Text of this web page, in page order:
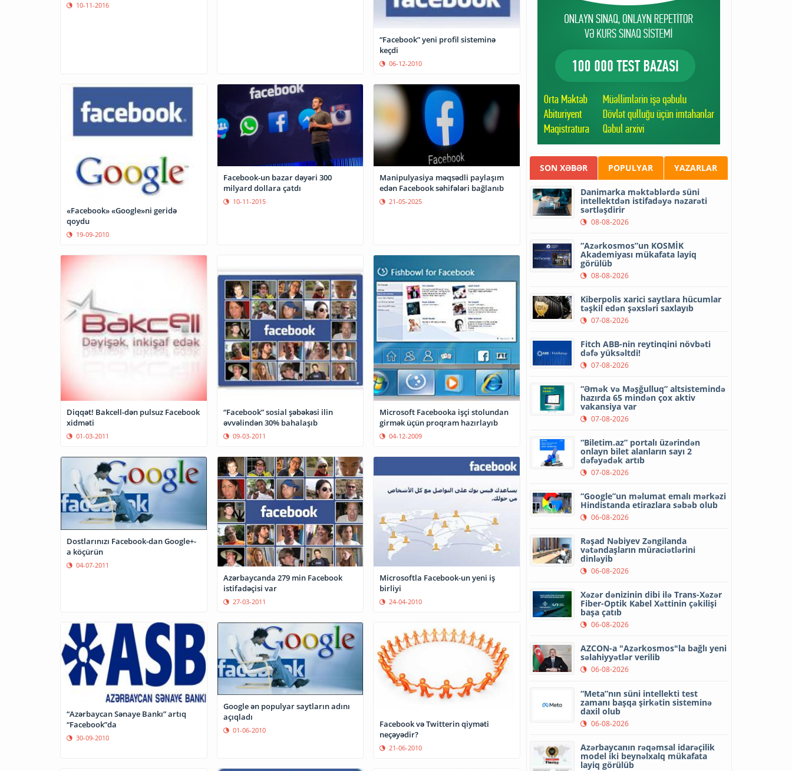
10-11-2016
“Facebook” yeni profil sisteminə
keçdi
06-12-2010
«Facebook» «Google»ni geridə
qoydu
19-09-2010
Facebook-un bazar dəyəri 300
milyard dollara çatdı
10-11-2015
Manipulyasiya məqsədli paylaşım
edən Facebook səhifələri bağlanıb
21-05-2025
Diqqət! Bakcell-dən pulsuz Facebook
xidməti
01-03-2011
“Facebook” sosial şəbəkəsi ilin
əvvəlindən 30% bahalaşıb
09-03-2011
Microsoft Facebooka işçi stolundan
girmək üçün proqram hazırlayıb
04-12-2009
Dostlarınızı Facebook-dan Google+-
a köçürün
04-07-2011
Azərbaycanda 279 min Facebook
istifadəçisi var
27-03-2011
Microsoftla Facebook-un yeni iş
birliyi
24-04-2010
“Azərbaycan Sənaye Bankı” artıq
“Facebook”da
30-09-2010
Google ən populyar saytların adını
açıqladı
01-06-2010
Facebook və Twitterin qiyməti
neçəyədir?
21-06-2010
SON XƏBƏR POPULYAR YAZARLAR
Danimarka məktəblərdə süni
intellektdən istifadəyə nəzarəti
sərtləşdirir
08-08-2026
“Azərkosmos”un KOSMİK
Akademiyası mükafata layiq
görülüb
08-08-2026
Kiberpolis xarici saytlara hücumlar
təşkil edən şəxsləri saxlayıb
07-08-2026
Fitch ABB-nin reytinqini növbəti
dəfə yüksəltdi!
07-08-2026
“Əmək və Məşğulluq” altsistemində
hazırda 65 mindən çox aktiv
vakansiya var
07-08-2026
“Biletim.az” portalı üzərindən
onlayn bilet alanların sayı 2
dəfəyədək artıb
07-08-2026
“Google”un məlumat emalı mərkəzi
Hindistanda etirazlara səbəb olub
06-08-2026
Rəşad Nəbiyev Zəngilanda
vətəndaşların müraciətlərini
dinləyib
06-08-2026
Xəzər dənizinin dibi ilə Trans-Xəzər
Fiber-Optik Kabel Xəttinin çəkilişi
başa çatıb
06-08-2026
AZCON-a "Azərkosmos"la bağlı yeni
səlahiyyətlər verilib
06-08-2026
“Meta”nın süni intellekti test
zamanı başqa şirkətin sisteminə
daxil olub
06-08-2026
Azərbaycanın rəqəmsal idarəçilik
model iki beynəlxalq mükafata
layiq görülüb